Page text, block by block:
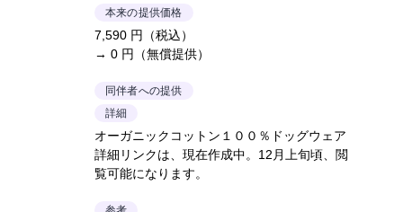
本来の提供価格
7,590 円（税込）
→ 0 円（無償提供）
同伴者への提供
詳細
オーガニックコットン１００％ドッグウェア
詳細リンクは、現在作成中。12月上旬頃、閲
覧可能になります。